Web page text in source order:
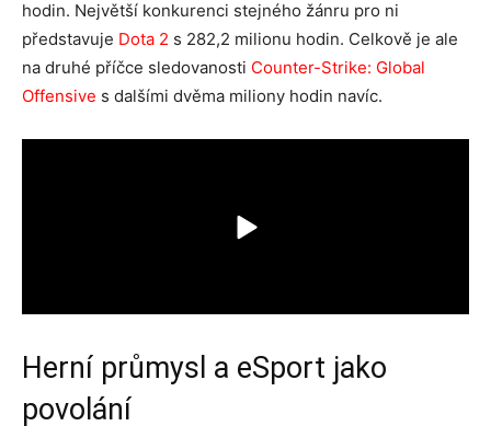
hodin. Největší konkurenci stejného žánru pro ni
představuje Dota 2 s 282,2 milionu hodin. Celkově je ale
na druhé příčce sledovanosti Counter-Strike: Global
Offensive s dalšími dvěma miliony hodin navíc.
Herní průmysl a eSport jako
povolání